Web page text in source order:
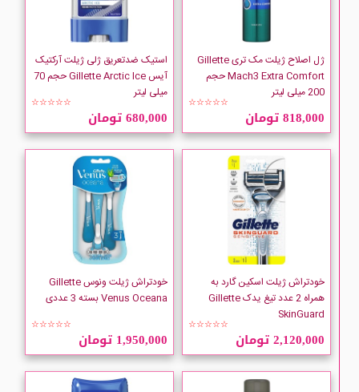
ژل اصلاح ژیلت مک تری Gillette
Mach3 Extra Comfort حجم
200 میلی لیتر
☆☆☆☆☆
818,000 تومان
استیک ضدتعریق ژلی ژیلت آرکتیک
آیس Gillette Arctic Ice حجم 70
میلی لیتر
☆☆☆☆☆
680,000 تومان
خودتراش ژیلت اسکین گارد به
همراه 2 عدد تیغ یدک Gillette
SkinGuard
☆☆☆☆☆
2,120,000 تومان
خودتراش ژیلت ونوس Gillette
Venus Oceana بسته 3 عددی
☆☆☆☆☆
1,950,000 تومان